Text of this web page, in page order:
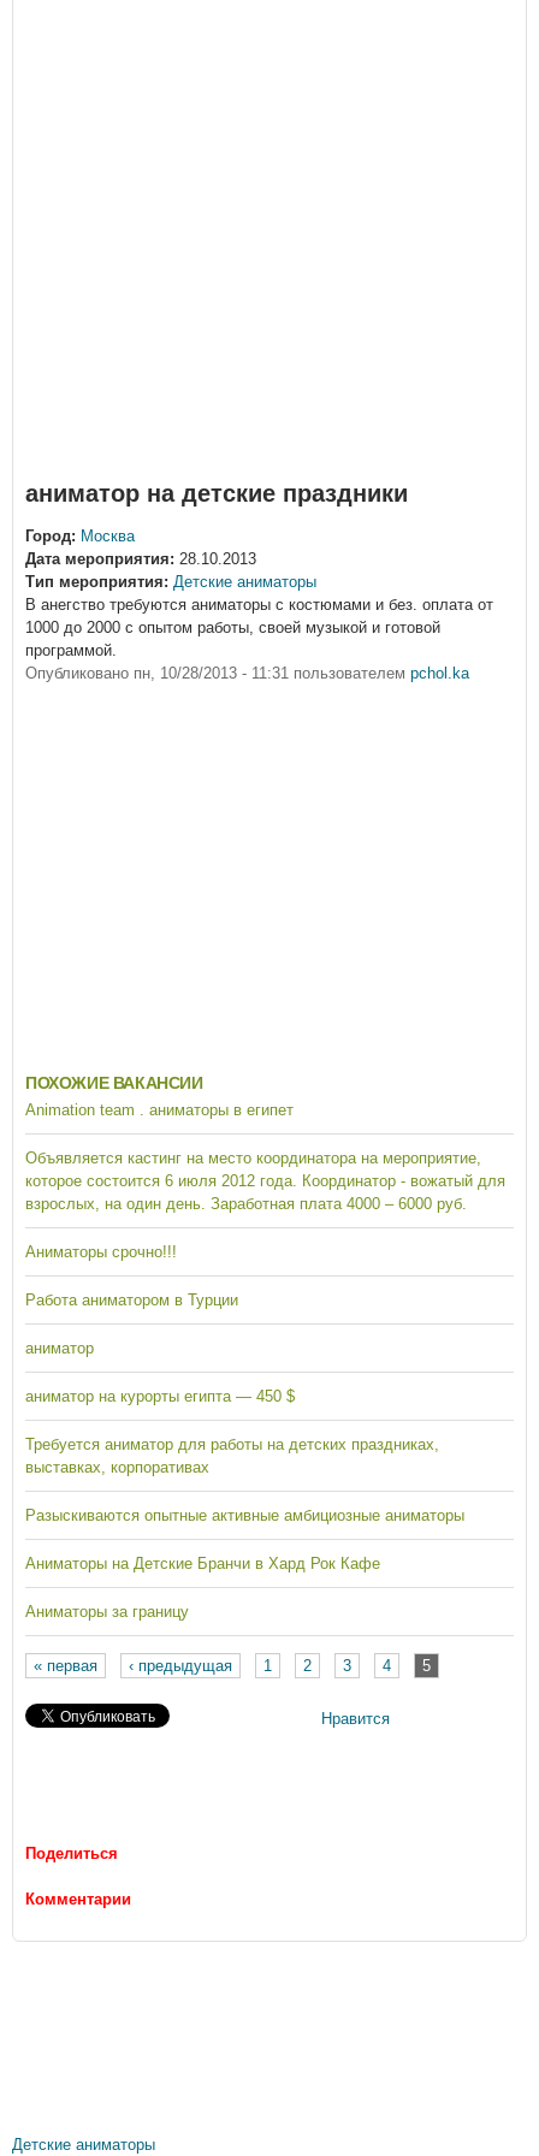
аниматор на детские праздники
Город: Москва
Дата мероприятия: 28.10.2013
Тип мероприятия: Детские аниматоры
В анегство требуются аниматоры с костюмами и без. оплата от
1000 до 2000 с опытом работы, своей музыкой и готовой
программой.
Опубликовано пн, 10/28/2013 - 11:31 пользователем pchol.ka
ПОХОЖИЕ ВАКАНСИИ
Animation team . аниматоры в египет
Объявляется кастинг на место координатора на мероприятие,
которое состоится 6 июля 2012 года. Координатор - вожатый для
взрослых, на один день. Заработная плата 4000 – 6000 руб.
Аниматоры срочно!!!
Работа аниматором в Турции
аниматор
аниматор на курорты египта — 450 $
Требуется аниматор для работы на детских праздниках,
выставках, корпоративах
Разыскиваются опытные активные амбициозные аниматоры
Аниматоры на Детские Бранчи в Хард Рок Кафе
Аниматоры за границу
Страницы
« первая ‹ предыдущая 1 2 3 4 5
Нравится
Поделиться
Комментарии
Детские аниматоры